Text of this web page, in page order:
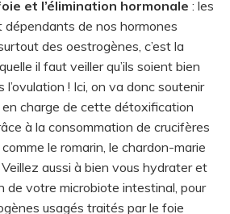
et l’élimination hormonale : les
dépendants de nos hormones
des oestrogènes, c’est la
il faut veiller qu’ils soient bien
l’ovulation ! Ici, on va donc soutenir
charge de cette détoxification
à la consommation de crucifères
le romarin, le chardon-marie
Veillez aussi à bien vous hydrater et
de votre microbiote intestinal, pour
usagés traités par le foie